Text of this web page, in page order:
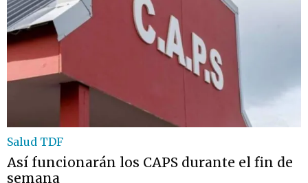
Salud TDF
Así funcionarán los CAPS durante el fin de
semana